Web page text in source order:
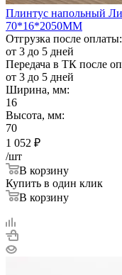
Плинтус напольный
70*16*2050ММ
Отгрузка после оплаты:
от 3 до 5 дней
Передача в ТК после
от 3 до 5 дней
Ширина, мм:
16
Высота, мм:
70
1 052 ₽
/шт
В корзину
Купить в один клик
В корзину